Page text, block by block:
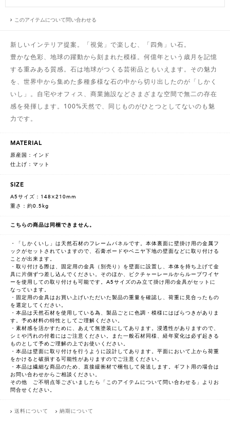
このアイテムについて問い合わせる
新しいインテリア提案。「視覚」で楽しむ、「四角」い石。
豊かな色彩、地球の躍動から刻まれた模様。何億年という歳月を記憶
する重みある質感。石は地球がつくる芸術品ともいえます。その魅力
を、世界中から集めた多種多様な石の中から切り出したのが「しかく
いし」。自宅やオフィス、商業施設などさまざまな空間で無二の存在
感を発揮します。100%天然で、同じものがひとつとしてないのも魅
力です。
MATERIAL
原産国：インド
仕上げ：マット
SIZE
A5サイズ：148×210mm
重さ：約0.5kg
こちらの商品は同梱できません。
・「しかくいし」は天然石材のフレームパネルです。本体裏面に壁掛け用の金属フ
ックがセットされていますので、石膏ボードやベニヤ下地の壁面などに取り付ける
ことが出来ます。
・取り付ける際は、固定用の金具（別売り）を壁面に設置し、本体を持ち上げて金
具に片側ずつ差し込んでください。そのほか、ピクチャーレールからループワイヤ
ーを使用しての取り付けも可能です。A5サイズのみ立て掛け用の金具がセットに
なっています。
・固定用の金具はお買い上げいただいた製品の重量を確認し、荷重に見合ったもの
を選定してください。
・本品は天然石材を使用している為、製品ごとに色調・模様にはばらつきがありま
す。予め材料の特性としてご理解ください。
・素材感を活かすために、あえて無塗装にしてあります。浸透性がありますので、
シミや汚れの付着にはご注意ください。また一般石材同様、経年変化は必ず起きる
ものとして予めご理解の上でお使いください。
・本品は壁面に取り付けを行うように設計してあります。平面において上から荷重
をかけると破損する可能性がありますのでご注意ください。
・本品は繊細な商品のため、直接緩衝材で梱包して発送します。ギフト用の場合は
お問い合わせからご相談ください。
その他 ご不明点等ございましたら「このアイテムについて問い合わせる」よりお
問合せください。
送料について 納期について